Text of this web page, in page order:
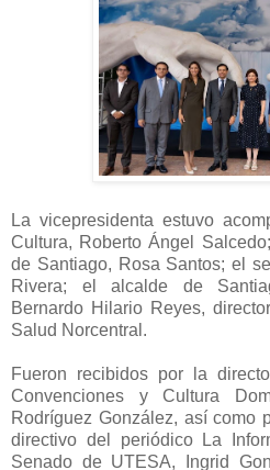
La vicepresidenta estuvo
Cultura, Roberto Ángel
de Santiago, Rosa Santos; el
Rivera; el alcalde de
Bernardo Hilario Reyes,
Salud Norcentral.
Fueron recibidos por la
Convenciones y Cultura
Rodríguez González, así como
directivo del periódico La
Senado de UTESA, Ingrid